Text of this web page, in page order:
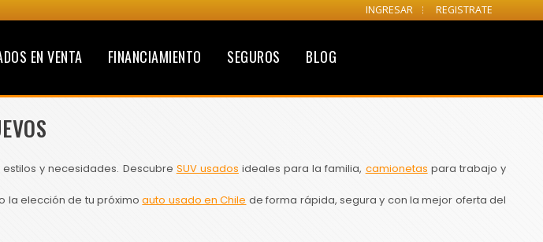
INGRESAR REGISTRATE
EN VENTA FINANCIAMIENTO SEGUROS BLOG
y necesidades. Descubre SUV usados ideales para la familia, camionetas para trabajo y
la elección de tu próximoauto usado en Chile de forma rápida, segura y con la mejor oferta del